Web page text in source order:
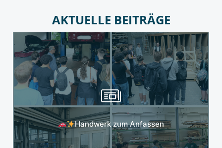
AKTUELLE BEITRÄGE
Handwerk zum Anfassen
Mehr erfahren